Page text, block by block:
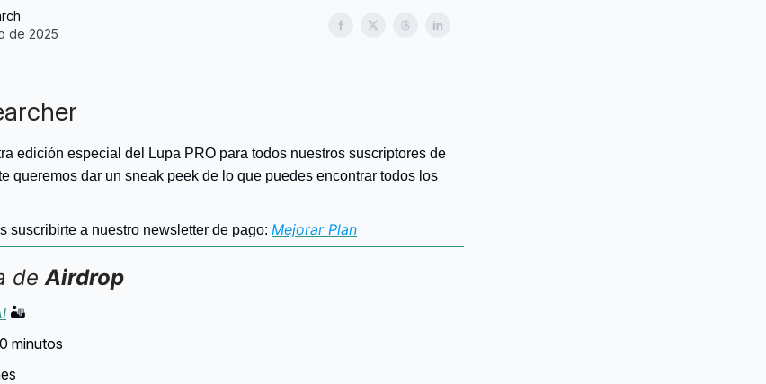
de 2025
edición especial del Lupa PRO para todos nuestros suscriptores de
queremos dar un sneak peek de lo que puedes encontrar todos los
suscribirte a nuestro newsletter de pago: Mejorar Plan
deAirdrop
🏜️
minutos